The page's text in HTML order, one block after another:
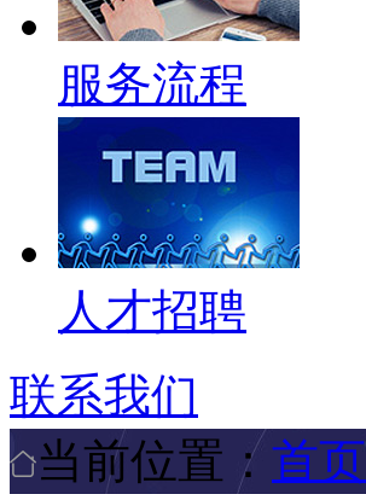
服务流程
人才招聘
联系我们
当前位置： 首页